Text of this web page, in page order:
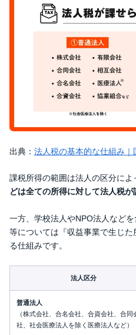
出典： 法人税の基本的な仕組み｜
課税所得の範囲は法人の区分によ
どは全ての所得に対して法人税が
一方、学校法人やNPO法人など
等については『収益事業で生じ
る仕組みです。
法人区分
普通法人
（株式会社、合名会社、合資会社、合同
社、社会医療法人を除く医療法人など）